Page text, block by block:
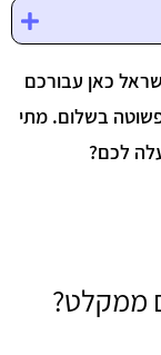
כאן עבורכם
בשלום. מתי
לכם?
ממקלט?